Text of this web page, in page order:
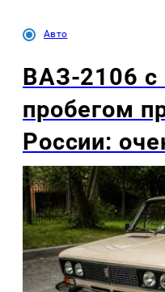
Авто
ВАЗ-2106 с
пробегом
России: